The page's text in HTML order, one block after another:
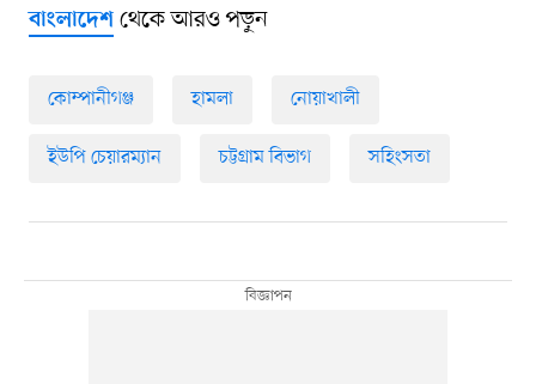
বাংলাদেশথেকে আরও পড়ুন
কোম্পানীগঞ্জ হামলা নোয়াখালী
ইউপি চেয়ারম্যান চট্টগ্রাম বিভাগ সহিংসতা